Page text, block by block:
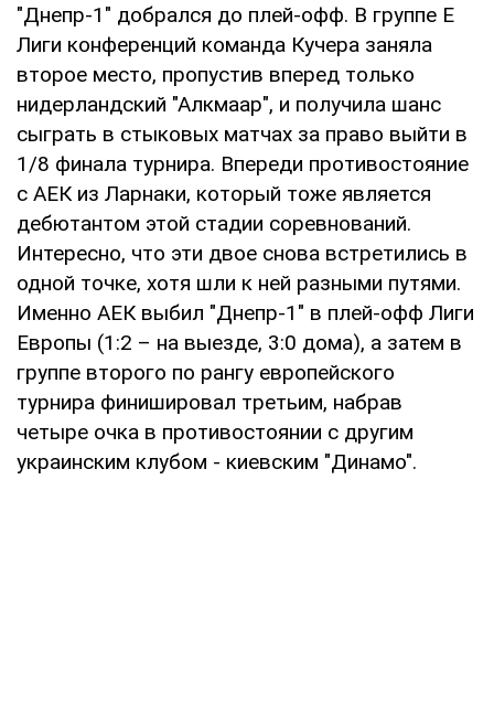
"Днепр-1" добрался до плей-офф. В группе Е
Лиги конференций команда Кучера заняла
второе место, пропустив вперед только
нидерландский "Алкмаар", и получила шанс
сыграть в стыковых матчах за право выйти в
1/8 финала турнира. Впереди противостояние
с АЕК из Ларнаки, который тоже является
дебютантом этой стадии соревнований.
Интересно, что эти двое снова встретились в
одной точке, хотя шли к ней разными путями.
Именно АЕК выбил "Днепр-1" в плей-офф Лиги
Европы (1:2 – на выезде, 3:0 дома), а затем в
группе второго по рангу европейского
турнира финишировал третьим, набрав
четыре очка в противостоянии с другим
украинским клубом - киевским "Динамо".